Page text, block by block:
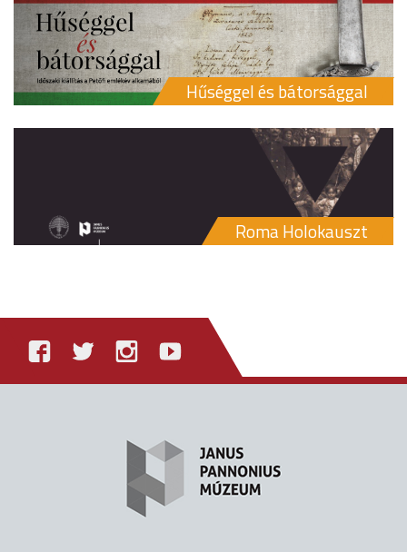
Hűséggel és bátorsággal
Roma Holokauszt